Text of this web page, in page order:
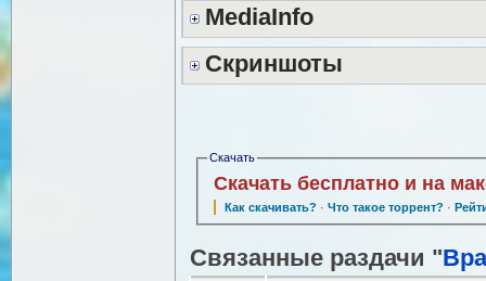
MediaInfo
Скриншоты
Скачать
Скачать бесплатно и на
Как скачивать? · Что такое торрент? ·
Связанные раздачи "